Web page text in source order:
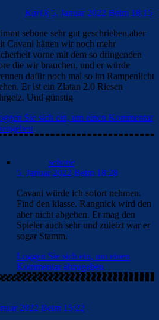
Karl.k 5. Januar 2022 Beim 18:15
sebone sehr gut geschrieben,aber
Cavani hätten wir noch mehr
vorne mit dem so dringenden
die wir brauchen, und er würde
dafür noch mal so im Rampenlicht
Er ist ein Zlatan 2.0 Riesen
Und günstig
Sie sich ein, um einen Kommentar
sebone
5. Januar 2022 Beim 18:28
Cavani würde ich sofort nehmen.
Find den klasse. Rangnick wird den
aber nicht abgeben. Er mag den
Spieler auch sehr und zuletzt war er
sogar Stamm.
Loggen Sie sich ein, um einen
Kommentar abzugeben
2022 Beim 15:22